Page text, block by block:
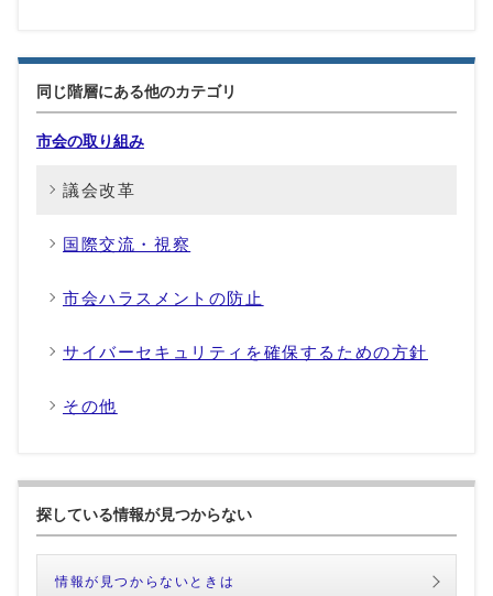
同じ階層にある他のカテゴリ
市会の取り組み
議会改革
国際交流・視察
市会ハラスメントの防止
サイバーセキュリティを確保するための方針
その他
探している情報が見つからない
情報が見つからないときは